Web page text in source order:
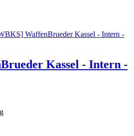
WaffenBrueder Kassel - Intern -
Kassel - Intern -